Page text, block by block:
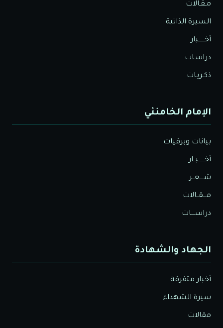
مـقـالات
السيرة الذاتية
أخــــــبار
دراسـات
ذكـريـات
الإمام الخامنئي
بيانات وبرقيات
أخــــــبــار
شــــعــر
مـــقــالات
دراســــات
الجهاد والشهادة
أخبار متفرقة
سيرة الشهداء
مقالات